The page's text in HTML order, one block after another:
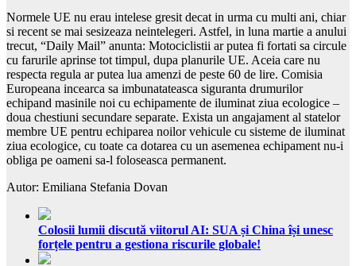
Normele UE nu erau intelese gresit decat in urma cu multi ani, chiar
si recent se mai sesizeaza neintelegeri. Astfel, in luna martie a anului
trecut, “Daily Mail” anunta: Motociclistii ar putea fi fortati sa circule
cu farurile aprinse tot timpul, dupa planurile UE. Aceia care nu
respecta regula ar putea lua amenzi de peste 60 de lire. Comisia
Europeana incearca sa imbunatateasca siguranta drumurilor
echipand masinile noi cu echipamente de iluminat ziua ecologice –
doua chestiuni secundare separate. Exista un angajament al statelor
membre UE pentru echiparea noilor vehicule cu sisteme de iluminat
ziua ecologice, cu toate ca dotarea cu un asemenea echipament nu-i
obliga pe oameni sa-l foloseasca permanent.
Autor: Emiliana Stefania Dovan
Colosii lumii discută viitorul AI: SUA și China își unesc
forțele pentru a gestiona riscurile globale!